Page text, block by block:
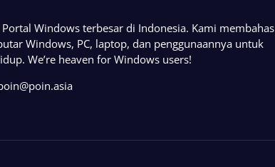
Windows terbesar di Indonesia. Kami membahas
Windows, PC, laptop, dan penggunaannya untuk
We’re heaven for Windows users!